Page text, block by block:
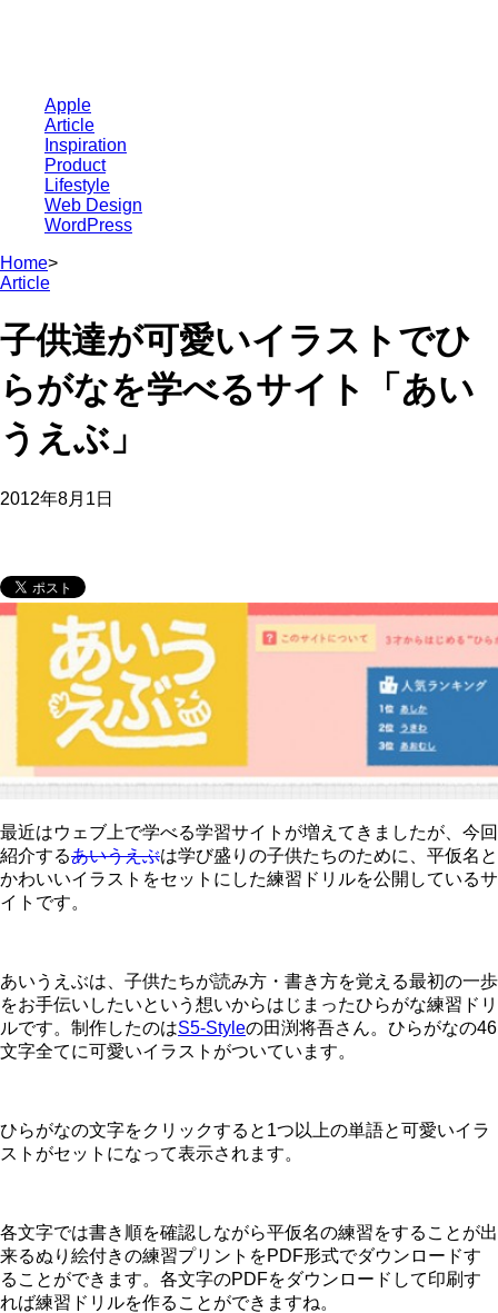
Apple
Article
Inspiration
Product
Lifestyle
Web Design
WordPress
Home>
Article
子供達が可愛いイラストでひ
らがなを学べるサイト「あい
うえぶ」
2012年8月1日
最近はウェブ上で学べる学習サイトが増えてきましたが、今回
紹介するあいうえぶは学び盛りの子供たちのために、平仮名と
かわいいイラストをセットにした練習ドリルを公開しているサ
イトです。
あいうえぶは、子供たちが読み方・書き方を覚える最初の一歩
をお手伝いしたいという想いからはじまったひらがな練習ドリ
ルです。制作したのはS5-Styleの田渕将吾さん。ひらがなの46
文字全てに可愛いイラストがついています。
ひらがなの文字をクリックすると1つ以上の単語と可愛いイラ
ストがセットになって表示されます。
各文字では書き順を確認しながら平仮名の練習をすることが出
来るぬり絵付きの練習プリントをPDF形式でダウンロードす
ることができます。各文字のPDFをダウンロードして印刷す
れば練習ドリルを作ることができますね。